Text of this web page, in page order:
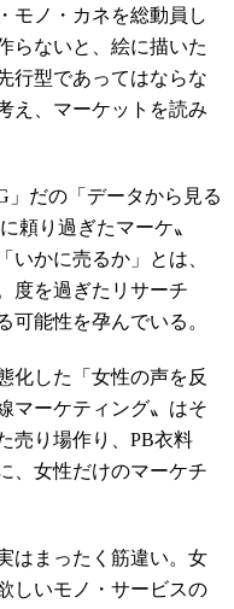
モノ・カネを総動員し
らないと、絵に描いた
行型であってはならな
え、マーケットを読み
」だの「データから見る
頼り過ぎたマーケ〟
いかに売るか」とは、
度を過ぎたリサーチ
可能性を孕んでいる。
化した「女性の声を反
マーケティング〟はそ
売り場作り、PB衣料
、女性だけのマーケチ
はまったく筋違い。女
しいモノ・サービスの